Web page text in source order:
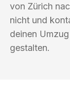
von Zürich
nicht und
deinen
gestalten.